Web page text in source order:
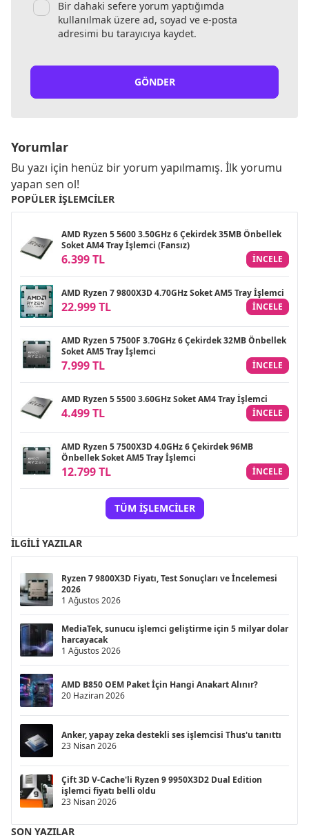
Bir dahaki sefere yorum yaptığımda
kullanılmak üzere ad, soyad ve e-posta
adresimi bu tarayıcıya kaydet.
GÖNDER
Yorumlar
Bu yazı için henüz bir yorum yapılmamış. İlk yorumu
yapan sen ol!
POPÜLER İŞLEMCILER
AMD Ryzen 5 5600 3.50GHz 6 Çekirdek 35MB Önbellek
Soket AM4 Tray İşlemci (Fansız)
6.399 TL INCELE
AMD Ryzen 7 9800X3D 4.70GHz Soket AM5 Tray İşlemci
22.999 TL INCELE
AMD Ryzen 5 7500F 3.70GHz 6 Çekirdek 32MB Önbellek
Soket AM5 Tray İşlemci
7.999 TL INCELE
AMD Ryzen 5 5500 3.60GHz Soket AM4 Tray İşlemci
4.499 TL INCELE
AMD Ryzen 5 7500X3D 4.0GHz 6 Çekirdek 96MB
Önbellek Soket AM5 Tray İşlemci
12.799 TL INCELE
TÜM İŞLEMCILER
İLGILI YAZILAR
Ryzen 7 9800X3D Fiyatı, Test Sonuçları ve İncelemesi
2026
1 Ağustos 2026
MediaTek, sunucu işlemci geliştirme için 5 milyar dolar
harcayacak
1 Ağustos 2026
AMD B850 OEM Paket İçin Hangi Anakart Alınır?
20 Haziran 2026
Anker, yapay zeka destekli ses işlemcisi Thus'u tanıttı
23 Nisan 2026
Çift 3D V-Cache'li Ryzen 9 9950X3D2 Dual Edition
işlemci fiyatı belli oldu
23 Nisan 2026
SON YAZILAR